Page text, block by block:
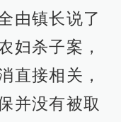
由镇长说了
妇杀子案，
直接相关，
并没有被取